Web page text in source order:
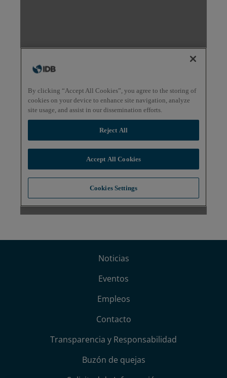
Noticias
Eventos
Empleos
Contacto
Transparencia y Responsabilidad
Buzón de quejas